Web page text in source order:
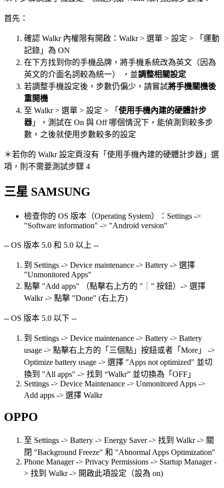
首先：
確認 Walkr 內權限有開啟：Walkr > 選單 > 設定 > 「運動
記錄」為 ON
在下方找到你的手機品牌，將手機系統改為英文（因為
英文的介面名詞較為統一） ，並調整相關設定
若調整手機設定後，步數仍偏少，請嘗試將手機關機後
重開機
至 Walkr > 選單 > 設定 > 「 使用手機內建的硬體計步
器 」，測試在 On 與 Off 哪個情況下，能偵測到較多步
數，之後就使用步數較多的設定
＊若你的 Walkr 設定頁沒有「使用手機內建的硬體計步器」選
項，則不需要測試步驟 4
三星 SAMSUNG
檢查你的 OS 版本（Operating System）：Settings ->
"Software information" -> "Android version"
-- OS 版本 5.0 和 5.0 以上 --
到 Settings -> Device maintenance -> Battery -> 選擇
"Unmonitored Apps"
點擊 "Add apps" （點擊右上方的 "┊" 按鈕）-> 選擇
Walkr -> 點擊 "Done" (右上方)
-- OS 版本 5.0 以下 --
到 Settings -> Device maintenance -> Battery -> Battery
usage -> 點擊右上方的「三個點」按鈕或者「More」 ->
Optimize battery usage -> 選擇 "Apps not optimized" 並切
換到 "All apps" -> 找到 “Walkr” 並切換為「OFF」
Settings -> Device Maintenance -> Unmonitored Apps ->
Add apps -> 選擇 Walkr
OPPO
至 Settings -> Battery -> Energy Saver -> 找到 Walkr -> 關
閉 "Background Freeze" 和 "Abnormal Apps Optimization"
Phone Manager -> Privacy Permissions -> Startup Manager -
> 找到 Walkr -> 開啟此項設定（設為 on)